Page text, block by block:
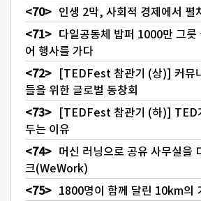
인생 2막, 사회적 경제에서 펼
다일공동체 밥퍼 1000만 그릇
어 행사를 가다
[TEDFest 참관기 (상)] 커뮤
들을 위한 글로벌 동창회
[TEDFest 참관기 (하)] TED
두는 이유
머신 러닝으로 공유 사무실을
크(WeWork)
1800명이 함께 달린 10km의